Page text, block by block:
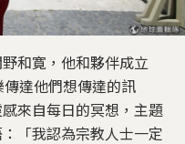
和寛，他和夥伴成立
達他們想傳達的訊
來自每日的冥想，主題
「我認為宗教人士一定